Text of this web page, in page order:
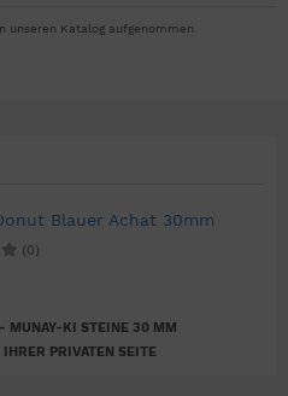
unseren Katalog aufgenommen.
Blauer Achat 30mm
(0)
MUNAY-KI STEINE 30 MM
IHRER PRIVATEN SEITE